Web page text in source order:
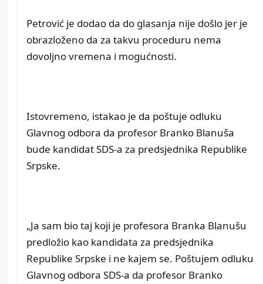
Petrović je dodao da do glasanja nije došlo jer je
obrazloženo da za takvu proceduru nema
dovoljno vremena i mogućnosti.
Istovremeno, istakao je da poštuje odluku
Glavnog odbora da profesor Branko Blanuša
bude kandidat SDS-a za predsjednika Republike
Srpske.
„Ja sam bio taj koji je profesora Branka Blanušu
predložio kao kandidata za predsjednika
Republike Srpske i ne kajem se. Poštujem odluku
Glavnog odbora SDS-a da profesor Branko